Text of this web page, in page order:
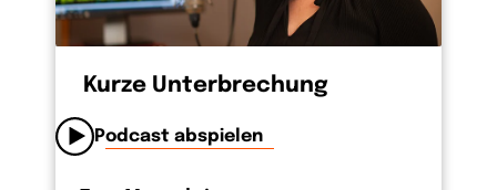
Kurze Unterbrechung
Podcast abspielen